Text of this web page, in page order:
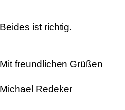
Beides ist richtig.
Mit freundlichen Grüßen
Michael Redeker